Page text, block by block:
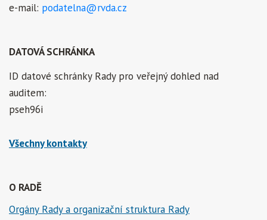
e-mail: podatelna@rvda.cz
DATOVÁ SCHRÁNKA
ID datové schránky Rady pro veřejný dohled nad
auditem:
pseh96i
Všechny kontakty
O RADĚ
Orgány Rady a organizační struktura Rady